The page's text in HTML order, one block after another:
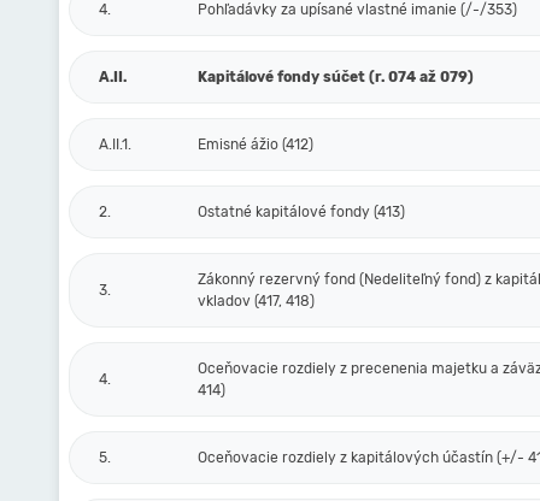
4. Pohľadávky za upísané vlastné imanie (/-/353)
A.II. Kapitálové fondy súčet (r. 074 až 079)
A.II.1. Emisné ážio (412)
2. Ostatné kapitálové fondy (413)
3.
Zákonný rezervný fond (Nedeliteľný fond) z
vkladov (417, 418)
4.
Oceňovacie rozdiely z precenenia majetku a
414)
5. Oceňovacie rozdiely z kapitálových účastín (+/-